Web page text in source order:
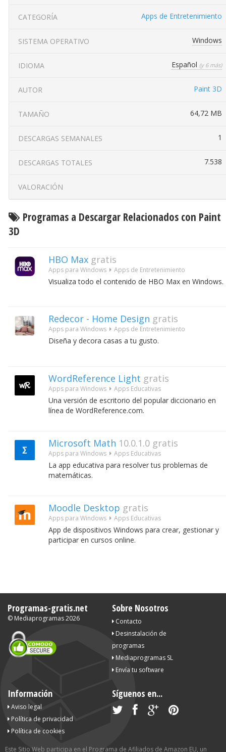
CATEGORÍA Apps de Entretenimiento
SISTEMA OPERATIVO Windows
IDIOMA Español (y 6 más)
AUTOR Paint 3D
TAMAÑO 64,72 MB
DESCARGAS SEMANALES 1
DESCARGAS TOTALES 7.538
VALORACIÓN
Programas a Descargar Relacionados con Paint
3D
HBO Max gratis
Apps para Windows Apps de Entretenimiento
Visualiza todo el contenido de HBO Max en Windows.
Redecor - Home Design gratis
Apps para Windows Apps de Entretenimiento
Diseña y decora casas a tu gusto.
WordReference Light gratis
Apps para Windows Apps Educativas
Una versión de escritorio del popular diccionario en
línea de WordReference.com.
Microsoft Math 10.0.1.0 gratis
Apps para Windows Apps Educativas
La app educativa para resolver tus problemas de
matemáticas.
Moodle Desktop gratis
Apps para Windows Apps Educativas
App de dispositivos Windows para crear, gestionar y
participar en cursos online.
Programas-gratis.net
© Mediaprogramas2026
Sobre Nosotros
Contacto
Desinstalación de
programas
Mediaprogramas SL
Envía tu software
Información
Aviso legal
Política de privacidad
Política de cookies
Síguenos en...
Este Sitio Web participa en el Programa de Afiliados de Amazon EU, un